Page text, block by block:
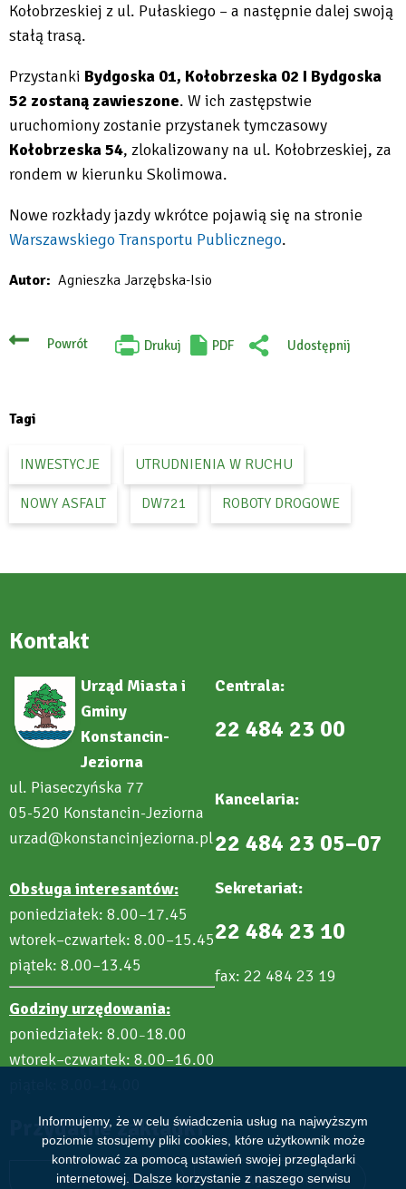
Informujemy, że w celu świadczenia usług na najwyższym
poziomie stosujemy pliki cookies, które użytkownik może
kontrolować za pomocą ustawień swojej przeglądarki
internetowej. Dalsze korzystanie z naszego serwisu
Kołobrzeskiej z ul. Pułaskiego – a następnie dalej swoją
stałą trasą.
Przystanki Bydgoska 01, Kołobrzeska 02 I Bydgoska
52 zostaną zawieszone. W ich zastępstwie
uruchomiony zostanie przystanek tymczasowy
Kołobrzeska 54, zlokalizowany na ul. Kołobrzeskiej, za
rondem w kierunku Skolimowa.
Nowe rozkłady jazdy wkrótce pojawią się na stronie
Warszawskiego Transportu Publicznego
open
new
.
Autor Agnieszka Jarzębska-Isio
Powrót Drukuj
Will
PDF
Udostępnij
Tagi
INWESTYCJE UTRUDNIENIA W RUCHU
NOWY ASFALT DW721 ROBOTY DROGOWE
Kontakt
Urząd Miasta i
Gminy
Konstancin-
Jeziorna
ul. Piaseczyńska 77
05-520 Konstancin-Jeziorna
urzad@konstancinjeziorna.pl
Obsługa interesantów:
poniedziałek: 8.00–17.45
wtorek–czwartek: 8.00–15.45
piątek: 8.00–13.45
Godziny urzędowania:
poniedziałek: 8.00–18.00
wtorek–czwartek: 8.00–16.00
Centrala:
22 484 23 00
Kancelaria:
22 484 23 05–07
Sekretariat:
22 484 23 10
fax: 22 484 23 19
Przydatne zakładki
Aktualności Wydarzenia